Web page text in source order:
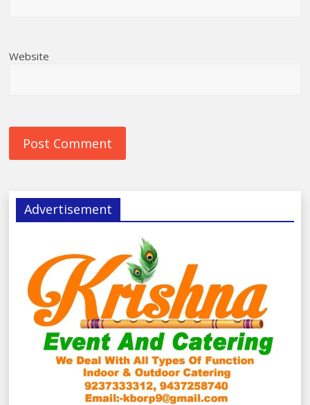
Website
Advertisement